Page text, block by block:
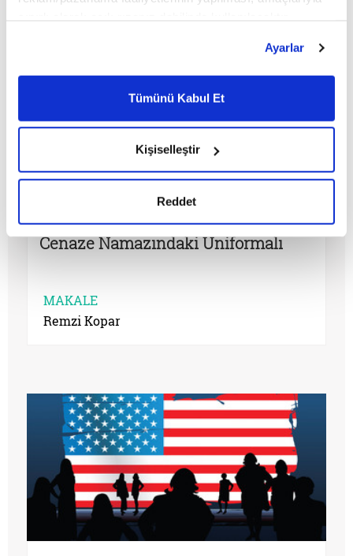
belirleyebilirsiniz. Çerezlere ilişkin detaylı bilgi için
Ayarlar butonuna tıklayabilir,Çerez Bilgilendirme
Metnimizi ziyaret edebilirsiniz.
hazırlanmış olan İnternet Sitesi Aydınlatma Metnimizi
okumak ve sitemizi ziyaretiniz kapsamında
gerçekleştirilen veri işleme faaliyetleri ile ilgili daha
Ayarlar
Tümünü Kabul Et
Kişiselleştir
Reddet
Cenaze Namazındaki Üniformalı
MAKALE
Remzi Kopar